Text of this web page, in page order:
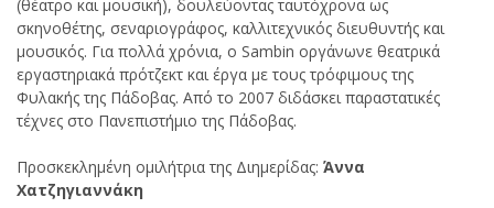
(θέατρο και μουσική), δουλεύοντας ταυτόχρονα ως
σκηνοθέτης, σεναριογράφος, καλλιτεχνικός διευθυντής και
μουσικός. Για πολλά χρόνια, ο Sambin οργάνωνε θεατρικά
εργαστηριακά πρότζεκτ και έργα με τους τρόφιμους της
Φυλακής της Πάδοβας. Από το 2007 διδάσκει παραστατικές
τέχνες στο Πανεπιστήμιο της Πάδοβας.
Προσκεκλημένη ομιλήτρια της Διημερίδας: Άννα
Χατζηγιαννάκη